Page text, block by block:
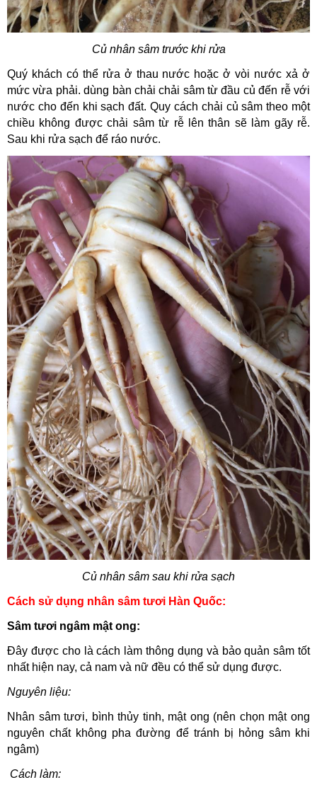
Củ nhân sâm trước khi rửa
Quý khách có thể rửa ở thau nước hoặc ở vòi nước xả ở
mức vừa phải. dùng bàn chải chải sâm từ đầu củ đến rễ với
nước cho đến khi sạch đất. Quy cách chải củ sâm theo một
chiều không được chải sâm từ rễ lên thân sẽ làm gãy rễ.
Sau khi rửa sạch để ráo nước.
Củ nhân sâm sau khi rửa sạch
Cách sử dụng nhân sâm tươi Hàn Quốc:
Sâm tươi ngâm mật ong:
Đây được cho là cách làm thông dụng và bảo quản sâm tốt
nhất hiện nay, cả nam và nữ đều có thể sử dụng được.
Nguyên liệu:
Nhân sâm tươi, bình thủy tinh, mật ong (nên chọn mật ong
nguyên chất không pha đường để tránh bị hỏng sâm khi
ngâm)
Cách làm: